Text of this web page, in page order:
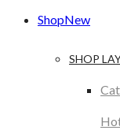
ShopNew
SHOP